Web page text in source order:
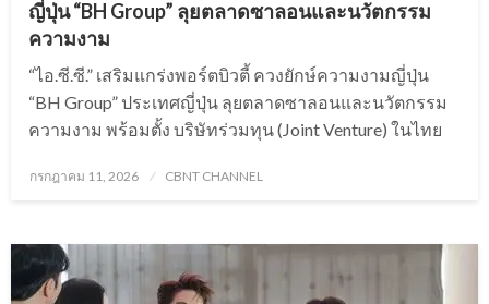
ญี่ปุ่น “BH Group” ลุยตลาดซาลอนและนวัตกรรม
ความงาม
“ไอ.ซี.ซี.” เสริมแกร่งพอร์ตบิวตี้ ควงยักษ์ความงามญี่ปุ่น
“BH Group” ประเทศญี่ปุ่น ลุยตลาดซาลอนและนวัตกรรม
ความงาม พร้อมตั้ง บริษัทร่วมทุน (Joint Venture) ในไทย
Posted
กรกฎาคม 11, 2026 CBNT CHANNEL